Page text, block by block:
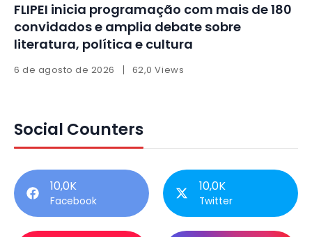
FLIPEI inicia programação com mais de 180
convidados e amplia debate sobre
literatura, política e cultura
6 de agosto de 2026 62,0 Views
Social Counters
10,0K
Facebook
10,0K
Twitter